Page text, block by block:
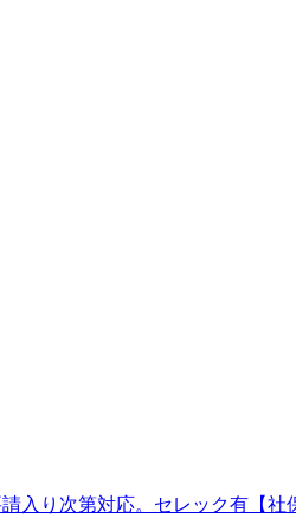
入り次第対応。セレック有【社